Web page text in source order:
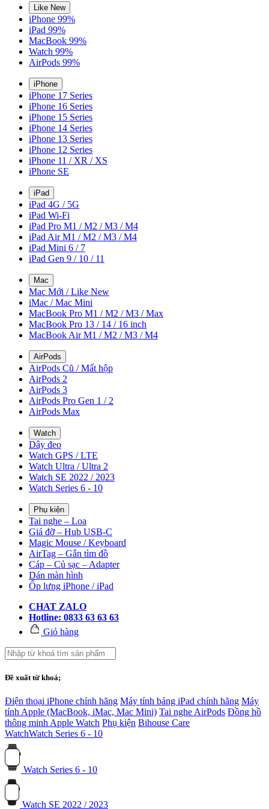
Like New
iPhone 99%
iPad 99%
MacBook 99%
Watch 99%
AirPods 99%
iPhone
iPhone 17 Series
iPhone 16 Series
iPhone 15 Series
iPhone 14 Series
iPhone 13 Series
iPhone 12 Series
iPhone 11 / XR / XS
iPhone SE
iPad
iPad 4G / 5G
iPad Wi-Fi
iPad Pro M1 / M2 / M3 / M4
iPad Air M1 / M2 / M3 / M4
iPad Mini 6 / 7
iPad Gen 9 / 10 / 11
Mac
Mac Mới / Like New
iMac / Mac Mini
MacBook Pro M1 / M2 / M3 / Max
MacBook Pro 13 / 14 / 16 inch
MacBook Air M1 / M2 / M3 / M4
AirPods
AirPods Cũ / Mất hộp
AirPods 2
AirPods 3
AirPods Pro Gen 1 / 2
AirPods Max
Watch
Dây đeo
Watch GPS / LTE
Watch Ultra / Ultra 2
Watch SE 2022 / 2023
Watch Series 6 - 10
Phụ kiện
Tai nghe – Loa
Giá đỡ – Hub USB-C
Magic Mouse / Keyboard
AirTag – Gắn tìm đồ
Cáp – Củ sạc – Adapter
Dán màn hình
Ốp lưng iPhone / iPad
CHAT ZALO
Hotline: 0833 63 63 63
Giỏ hàng
Đề xuất từ khoá;
Điện thoại iPhone chính hãng Máy tính bảng iPad chính hãng Máy
tính Apple (MacBook, iMac, Mac Mini) Tai nghe AirPods Đồng hồ
thông minh Apple Watch Phụ kiện Bihouse Care
WatchWatch Series 6 - 10
Watch Series 6 - 10
Watch SE 2022 / 2023